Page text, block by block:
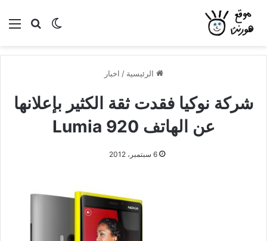
بحثالوضع
الرئيسية / اخبار
شركة نوكيا فقدت ثقة الكثير بإعلانها
عن الهاتف Lumia 920
6 سبتمبر، 2012